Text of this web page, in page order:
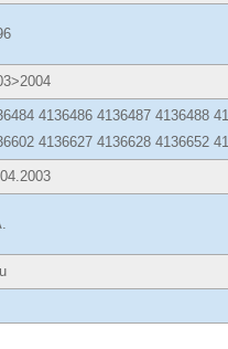
4136486 4136487 4136488
4136627 4136628 4136652